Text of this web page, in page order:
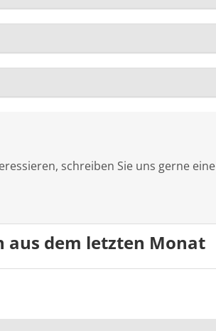
schreiben Sie uns gerne eine
aus dem letzten Monat